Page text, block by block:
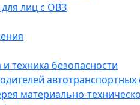
лиц с ОВЗ
техника безопасности
автотранспортных
материально-